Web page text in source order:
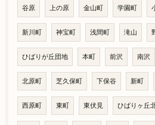
谷原 上の原 金山町 学園町
新川町 神宝町 浅間町 滝山
ひばりが丘団地 本町 前沢 南沢
北原町 芝久保町 下保谷 新町
西原町 東町 東伏見 ひばりヶ丘